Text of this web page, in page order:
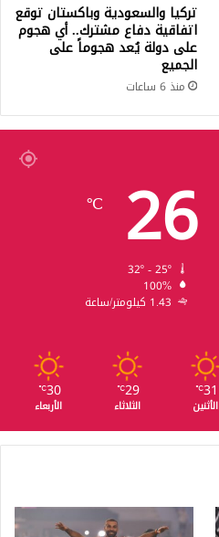
تركيا والسعودية وباكستان توقع
اتفاقية دفاع مشترك.. أي هجوم
على دولة يُعد هجوماً على
الجميع
منذ 6 ساعات
26
℃
100%
1.43 كيلومتر/ساعة
31
℃
الأثنين
29
℃
الثلاثاء
30
℃
الأربعاء